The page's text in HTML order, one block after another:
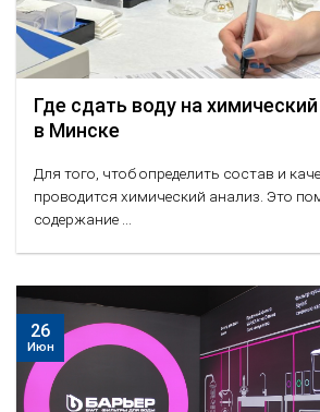
Где сдать воду на
в Минске
Для того, чтоб определить состав и
проводится химический анализ. Это
содержание ...
26
Июн